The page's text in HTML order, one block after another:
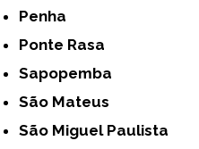
Penha
Ponte Rasa
Sapopemba
São Mateus
São Miguel Paulista